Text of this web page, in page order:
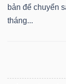
bản để chuyển
tháng...